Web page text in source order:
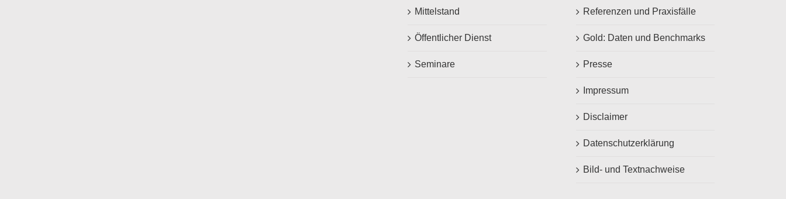
Mittelstand
Öffentlicher Dienst
Seminare
Referenzen und Praxisfälle
Gold: Daten und Benchmarks
Presse
Impressum
Disclaimer
Datenschutzerklärung
Bild- und Textnachweise